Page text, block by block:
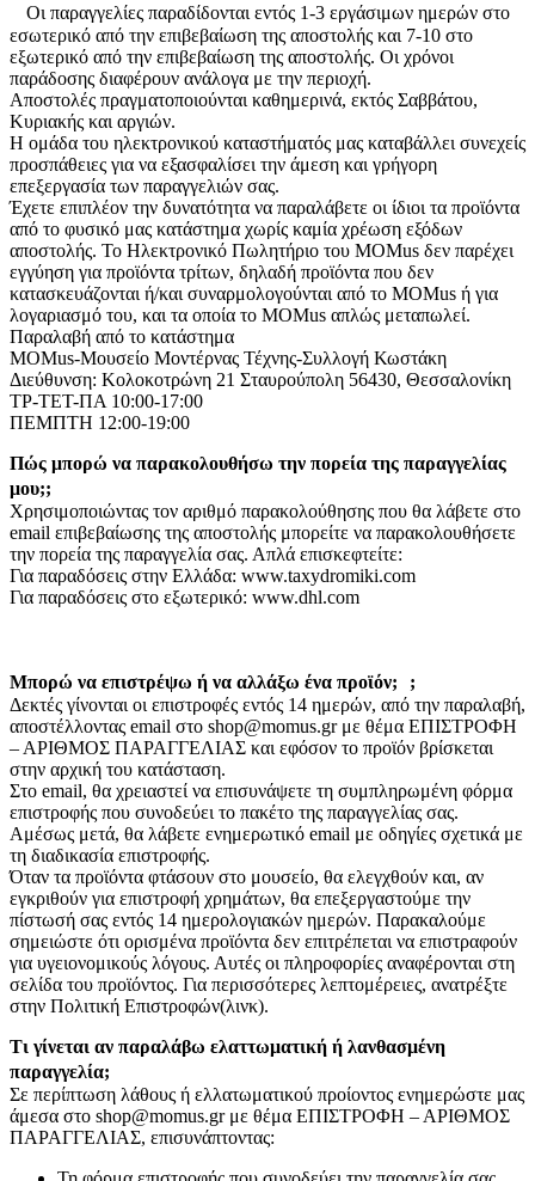
Οι παραγγελίες παραδίδονται εντός 1-3 εργάσιμων ημερών στο
εσωτερικό από την επιβεβαίωση της αποστολής και 7-10 στο
εξωτερικό από την επιβεβαίωση της αποστολής. Οι χρόνοι
παράδοσης διαφέρουν ανάλογα με την περιοχή.
Αποστολές πραγματοποιούνται καθημερινά, εκτός Σαββάτου,
Κυριακής και αργιών.
Η ομάδα του ηλεκτρονικού καταστήματός μας καταβάλλει συνεχείς
προσπάθειες για να εξασφαλίσει την άμεση και γρήγορη
επεξεργασία των παραγγελιών σας.
Έχετε επιπλέον την δυνατότητα να παραλάβετε οι ίδιοι τα προϊόντα
από το φυσικό μας κατάστημα χωρίς καμία χρέωση εξόδων
αποστολής. Το Ηλεκτρονικό Πωλητήριο του MOMus δεν παρέχει
εγγύηση για προϊόντα τρίτων, δηλαδή προϊόντα που δεν
κατασκευάζονται ή/και συναρμολογούνται από το MOMus ή για
λογαριασμό του, και τα οποία το MOMus απλώς μεταπωλεί.
Παραλαβή από το κατάστημα
MOMus-Μουσείο Μοντέρνας Τέχνης-Συλλογή Κωστάκη
Διεύθυνση: Κολοκοτρώνη 21 Σταυρούπολη 56430, Θεσσαλονίκη
ΤΡ-ΤΕΤ-ΠΑ 10:00-17:00
ΠΕΜΠΤΗ 12:00-19:00
Πώς μπορώ να παρακολουθήσω την πορεία της παραγγελίας
μου;;
Χρησιμοποιώντας τον αριθμό παρακολούθησης που θα λάβετε στο
email επιβεβαίωσης της αποστολής μπορείτε να παρακολουθήσετε
την πορεία της παραγγελία σας. Απλά επισκεφτείτε:
Για παραδόσεις στην Ελλάδα: www.taxydromiki.com
Για παραδόσεις στο εξωτερικό: www.dhl.com
Μπορώ να επιστρέψω ή να αλλάξω ένα προϊόν; ;
Δεκτές γίνονται οι επιστροφές εντός 14 ημερών, από την παραλαβή,
αποστέλλοντας email στο shop@momus.gr με θέμα ΕΠΙΣΤΡΟΦΗ
– ΑΡΙΘΜΟΣ ΠΑΡΑΓΓΕΛΙΑΣ και εφόσον το προϊόν βρίσκεται
στην αρχική του κατάσταση.
Στο email, θα χρειαστεί να επισυνάψετε τη συμπληρωμένη φόρμα
επιστροφής που συνοδεύει το πακέτο της παραγγελίας σας.
Αμέσως μετά, θα λάβετε ενημερωτικό email με οδηγίες σχετικά με
τη διαδικασία επιστροφής.
Όταν τα προϊόντα φτάσουν στο μουσείο, θα ελεγχθούν και, αν
εγκριθούν για επιστροφή χρημάτων, θα επεξεργαστούμε την
πίστωσή σας εντός 14 ημερολογιακών ημερών. Παρακαλούμε
σημειώστε ότι ορισμένα προϊόντα δεν επιτρέπεται να επιστραφούν
για υγειονομικούς λόγους. Αυτές οι πληροφορίες αναφέρονται στη
σελίδα του προϊόντος. Για περισσότερες λεπτομέρειες, ανατρέξτε
στην Πολιτική Επιστροφών(λινκ).
Τι γίνεται αν παραλάβω ελαττωματική ή λανθασμένη
παραγγελία;
Σε περίπτωση λάθους ή ελλατωματικού προίοντος ενημερώστε μας
άμεσα στο shop@momus.gr με θέμα ΕΠΙΣΤΡΟΦΗ – ΑΡΙΘΜΟΣ
ΠΑΡΑΓΓΕΛΙΑΣ, επισυνάπτοντας: